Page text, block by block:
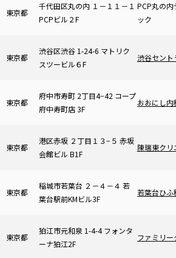
東京都
千代田区丸の内 １－１１－１
PCPビル２F
PCP丸の内
ック
東京都
渋谷区渋谷 1-24-6 マトリク
スツービル６F
渋谷セント
東京都
府中市寿町 2丁目4−42 コープ
府中寿町店 3F
おおにし内
東京都
港区赤坂 ２丁目１３−５ 赤坂
会館ビル B1F
陳瑞東クリ
東京都
稲城市若葉台 ２－４－４ 若
葉台駅前KMビル3F
若葉台ひふ
東京都
狛江市元和泉 1-4-4 フォンタ
ーナ狛江2F
ファミリー